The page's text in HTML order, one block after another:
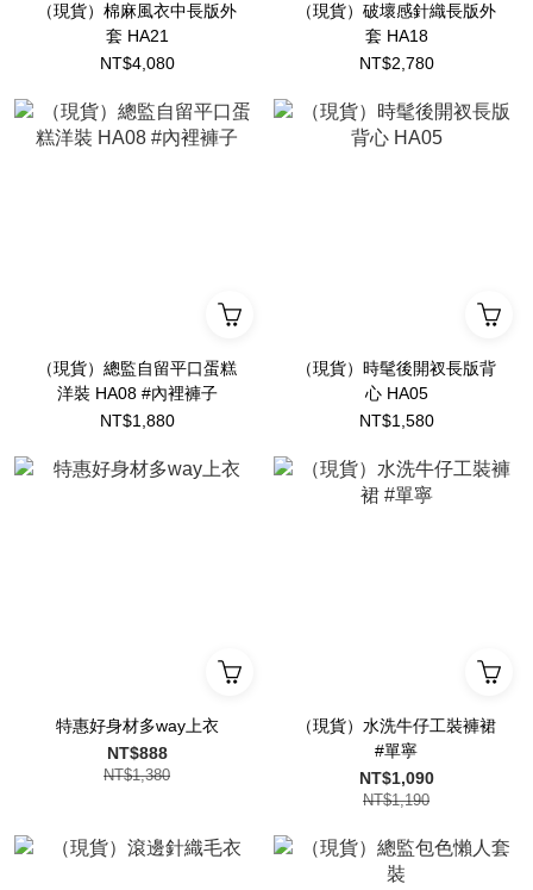
（現貨）棉麻風衣中長版外
套 HA21
NT$4,080
（現貨）破壞感針織長版外
套 HA18
NT$2,780
（現貨）總監自留平口蛋糕
洋裝 HA08 #內裡褲子
NT$1,880
（現貨）時髦後開衩長版背
心 HA05
NT$1,580
特惠好身材多way上衣
NT$888
NT$1,380
（現貨）水洗牛仔工裝褲裙
#單寧
NT$1,090
NT$1,190